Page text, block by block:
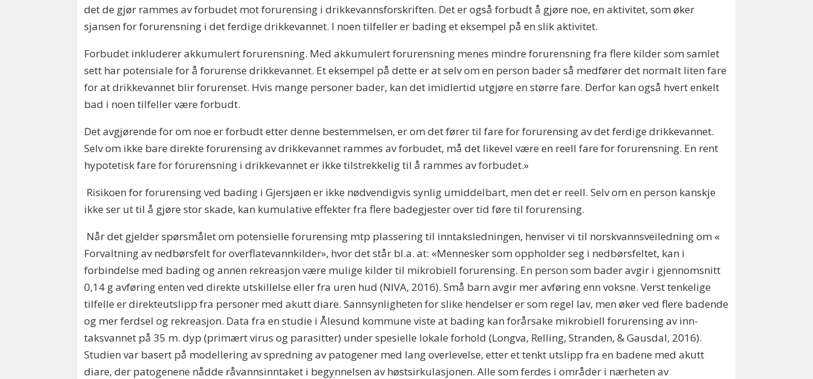
det de gjør rammes av forbudet mot forurensing i drikkevannsforskriften. Det er også forbudt å gjøre noe, en aktivitet, som øker
sjansen for forurensning i det ferdige drikkevannet. I noen tilfeller er bading et eksempel på en slik aktivitet.
Forbudet inkluderer akkumulert forurensning. Med akkumulert forurensning menes mindre forurensning fra flere kilder som samlet
sett har potensiale for å foru­rense drikkevannet. Et eksempel på dette er at selv om en person bader så medfører det normalt liten fare
for at drikkevannet blir forurenset. Hvis mange personer bader, kan det imidlertid utgjøre en større fare. Derfor kan også hvert enkelt
bad i noen tilfeller være forbudt.
Det avgjørende for om noe er forbudt etter denne bestemmelsen, er om det fører til fare for forurensing av det ferdige drikkevannet.
Selv om ikke bare direkte forurensing av drikkevannet rammes av forbudet, må det likevel være en reell fare for forurensning. En rent
hypotetisk fare for forurensning i drikkevannet er ikke tilstrekkelig til å rammes av forbudet.»
Risikoen for forurensing ved bading i Gjersjøen er ikke nødvendigvis synlig umiddelbart, men det er reell. Selv om en person kanskje
ikke ser ut til å gjøre stor skade, kan kumulative effekter fra flere badegjester over tid føre til forurensing.
Når det gjelder spørsmålet om potensielle forurensing mtp plassering til inntaksledningen, henviser vi til norskvannsveiledning om «
Forvaltning av nedbørsfelt for overflatevannkilder», hvor det står bl.a. at: «Mennesker som oppholder seg i nedbørsfeltet, kan i
forbindelse med bading og annen rekreasjon være mulige kilder til mikrobiell forurensing. En person som bader avgir i gjennomsnitt
0,14 g avføring enten ved direkte utskillelse eller fra uren hud (NIVA, 2016). Små barn avgir mer avføring enn voksne. Verst tenkelige
tilfelle er direkteutslipp fra personer med akutt diare. Sannsynligheten for slike hendelser er som regel lav, men øker ved flere badende
og mer ferdsel og rekrea­sjon. Data fra en studie i Ålesund kommune viste at bading kan forårsake mikrobiell forurensing av inn­
taksvannet på 35 m. dyp (primært virus og parasitter) under spesielle lokale forhold (Longva, Relling, Stran­den, & Gausdal, 2016).
Studien var basert på modelle­ring av spredning av patogener med lang overlevelse, etter et tenkt utslipp fra en badene med akutt
diare, der patogenene nådde råvannsinntaket i begynnelsen av høstsirkulasjonen. Alle som ferdes i områder i nærheten av